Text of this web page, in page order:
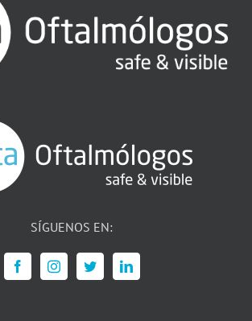
SÍGUENOS EN: